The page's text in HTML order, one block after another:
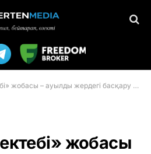
ауылды жердегі басқару жүйесін күшейтетін маңызды қадам
жобасы